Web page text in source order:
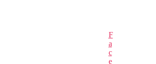
F
a
c
e